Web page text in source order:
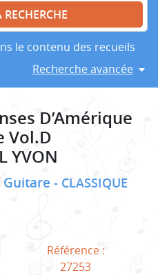
le contenu des recueils
Recherche avancée
D’Amérique
Vol.D
YVON
Guitare CLASSIQUE
Référence :
27253